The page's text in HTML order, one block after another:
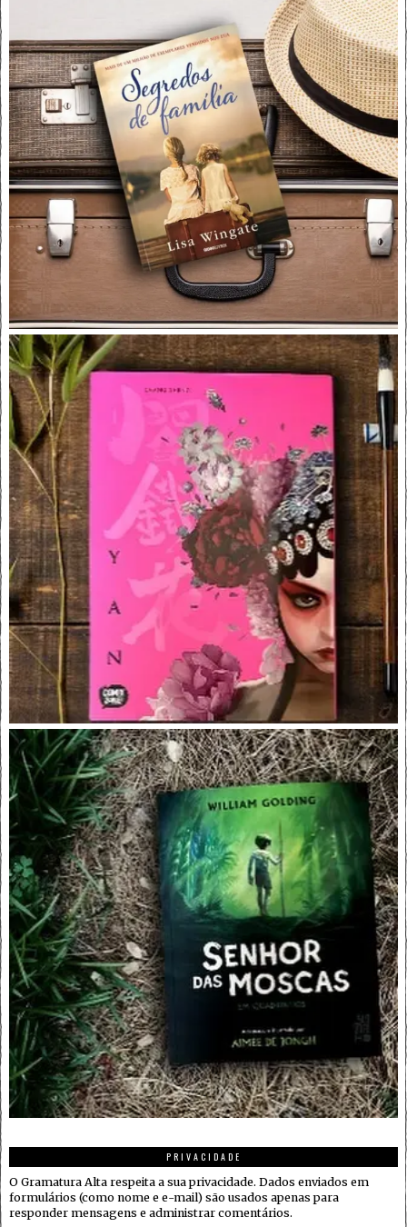
PRIVACIDADE
O Gramatura Alta respeita a sua privacidade. Dados enviados em
formulários (como nome e e-mail) são usados apenas para
responder mensagens e administrar comentários.